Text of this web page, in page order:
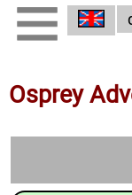
Osprey